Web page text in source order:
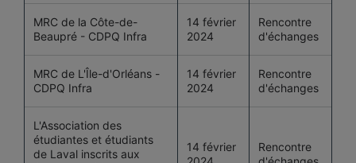
MRC de la Côte-de-
Beaupré - CDPQ Infra
14 février
2024
Rencontre
d'échanges
MRC de L'Île-d'Orléans -
CDPQ Infra
14 février
2024
Rencontre
d'échanges
L'Association des
étudiantes et étudiants
de Laval inscrits aux
14 février
Rencontre